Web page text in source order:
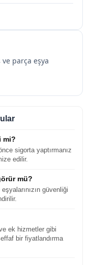
parça eşya
mi?
sigorta yaptırmanız
edilir.
mü?
güvenliği
ek hizmetler gibi
bir fiyatlandırma